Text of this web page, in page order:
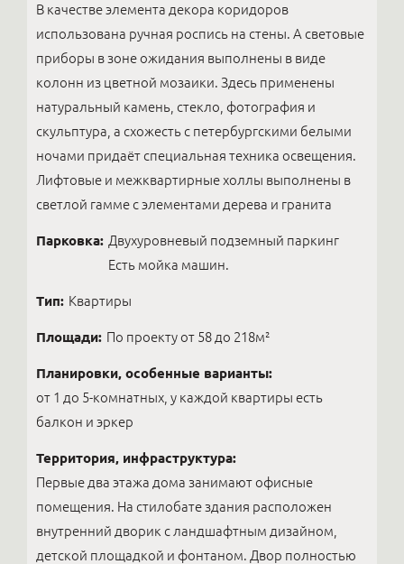
В качестве элемента декора коридоров
использована ручная роспись на стены. А световые
приборы в зоне ожидания выполнены в виде
колонн из цветной мозаики. Здесь применены
натуральный камень, стекло, фотография и
скульптура, а схожесть с петербургскими белыми
ночами придаёт специальная техника освещения.
Лифтовые и межквартирные холлы выполнены в
светлой гамме с элементами дерева и гранита
Парковка: Двухуровневый подземный паркинг
Есть мойка машин.
Тип: Квартиры
Площади: По проекту от 58 до 218м²
Планировки, особенные варианты:
от 1 до 5-комнатных, у каждой квартиры есть
балкон и эркер
Территория, инфраструктура:
Первые два этажа дома занимают офисные
помещения. На стилобате здания расположен
внутренний дворик с ландшафтным дизайном,
детской площадкой и фонтаном. Двор полностью